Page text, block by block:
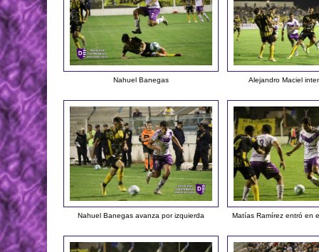
Nahuel Banegas Alejandro Maciel
Nahuel Banegas avanza por izquierda Matías Ramírez entró en